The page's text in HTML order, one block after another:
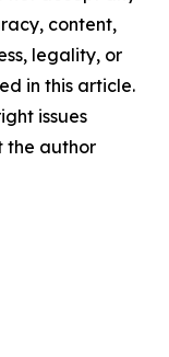
content,
legality, or
in this article.
issues
the author